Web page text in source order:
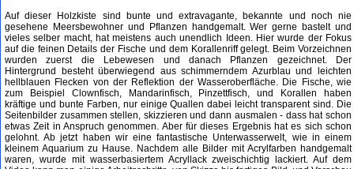
Auf dieser Holzkiste sind bunte und extravagante, bekannte und noch nie
gesehene Meersbewohner und Pflanzen handgemalt. Wer gerne bastelt und
vieles selber macht, hat meistens auch unendlich Ideen. Hier wurde der Fokus
auf die feinen Details der Fische und dem Korallenriff gelegt. Beim Vorzeichnen
wurden zuerst die Lebewesen und danach Pflanzen gezeichnet. Der
Hintergrund besteht überwiegend aus schimmerndem Azurblau und leichten
hellblauen Flecken von der Reflektion der Wasseroberfläche. Die Fische, wie
zum Beispiel Clownfisch, Mandarinfisch, Pinzettfisch, und Korallen haben
kräftige und bunte Farben, nur einige Quallen dabei leicht transparent sind. Die
Seitenbilder zusammen stellen, skizzieren und dann ausmalen - dass hat schon
etwas Zeit in Anspruch genommen. Aber für dieses Ergebnis hat es sich schon
gelohnt. Ab jetzt haben wir eine fantastische Unterwasserwelt, wie in einem
kleinem Aquarium zu Hause. Nachdem alle Bilder mit Acrylfarben handgemalt
waren, wurde mit wasserbasiertem Acryllack zweischichtig lackiert. Auf dem